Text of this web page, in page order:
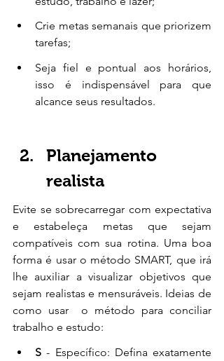
Crie metas semanais que priorizem
tarefas;
Seja fiel e pontual aos horários,
isso é indispensável para que
alcance seus resultados.
Planejamento
realista
Evite se sobrecarregar com expectativa
e estabeleça metas que sejam
compatíveis com sua rotina. Uma boa
forma é usar o método SMART, que irá
lhe auxiliar a visualizar objetivos que
sejam realistas e mensuráveis. Ideias de
como usar  o método para conciliar
trabalho e estudo:
S - Específico: Defina exatamente